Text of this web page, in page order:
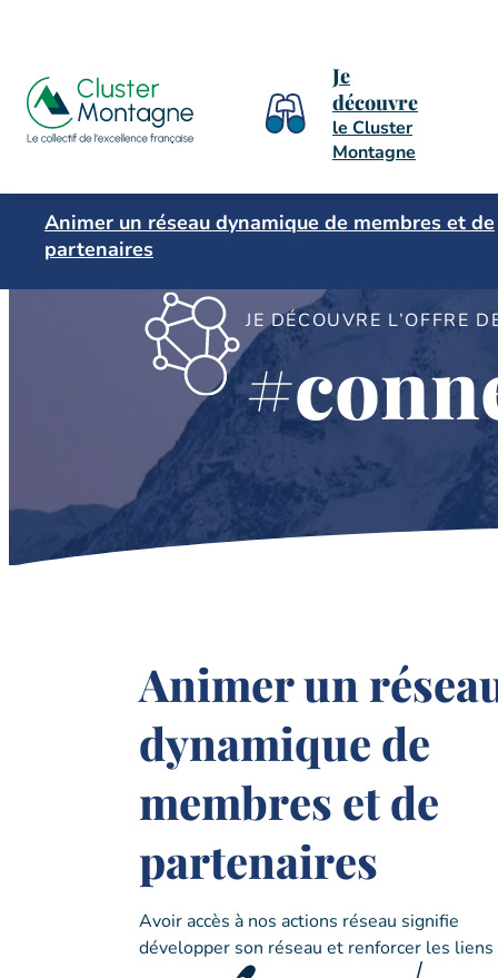
Je
découvre
le Cluster
Montagne
Animer un réseau dynamique de membres et de
partenaires
JE DÉCOUVRE L’OFFRE
Animer un
dynamique de
membres et de
partenaires
Avoir accès à nos actions réseau signifie
développer son réseau et renforcer les liens